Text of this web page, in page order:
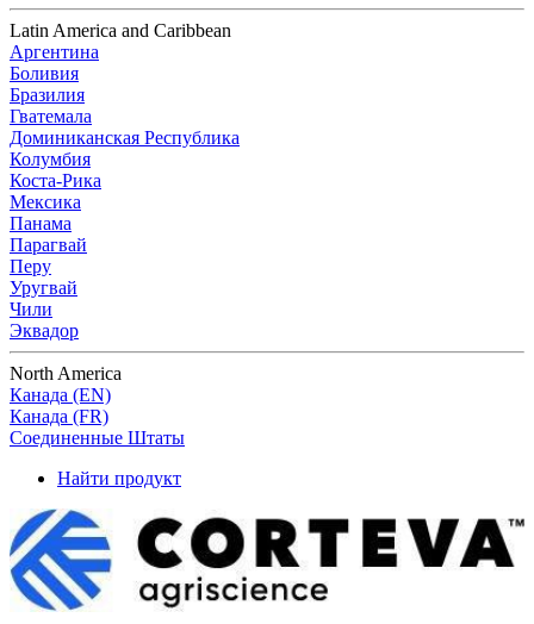
Latin America and Caribbean
Аргентина
Боливия
Бразилия
Гватемала
Доминиканская Республика
Колумбия
Коста-Рика
Мексика
Панама
Парагвай
Перу
Уругвай
Чили
Эквадор
North America
Канада (EN)
Канада (FR)
Соединенные Штаты
Найти продукт